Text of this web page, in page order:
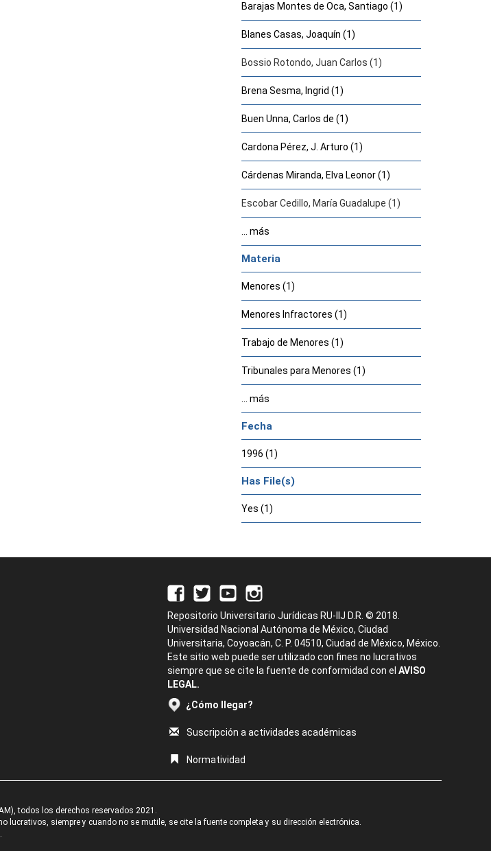
Barajas Montes de Oca, Santiago (1)
Blanes Casas, Joaquín (1)
Bossio Rotondo, Juan Carlos (1)
Brena Sesma, Ingrid (1)
Buen Unna, Carlos de (1)
Cardona Pérez, J. Arturo (1)
Cárdenas Miranda, Elva Leonor (1)
Escobar Cedillo, María Guadalupe (1)
... más
Materia
Menores (1)
Menores Infractores (1)
Trabajo de Menores (1)
Tribunales para Menores (1)
... más
Fecha
1996 (1)
Has File(s)
Yes (1)
Repositorio Universitario Jurídicas RU-IIJ D.R. © 2018.
Universidad Nacional Autónoma de México, Ciudad
Universitaria, Coyoacán, C. P. 04510, Ciudad de México, México.
Este sitio web puede ser utilizado con fines no lucrativos
siempre que se cite la fuente de conformidad con el AVISO
LEGAL.
¿Cómo llegar?
Suscripción a actividades académicas
Normatividad
todos los derechos reservados 2021.
lucrativos, siempre y cuando no se mutile, se cite la fuente completa y su dirección electrónica.